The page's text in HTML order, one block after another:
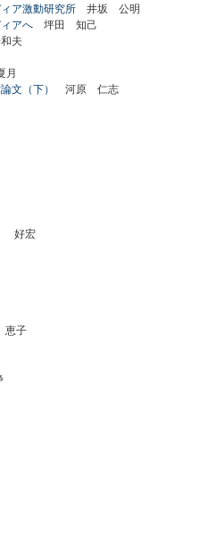
ア激動研究所 井坂 公明
アへ 坪田 知己
夫
月
文（下）
河原 仁志
好宏
子